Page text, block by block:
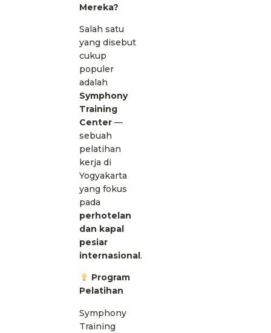
Mereka?
Salah satu
yang disebut
cukup
populer
adalah
Symphony
Training
Center —
sebuah
pelatihan
kerja di
Yogyakarta
yang fokus
pada
perhotelan
dan kapal
pesiar
internasional.
Program
Pelatihan
Symphony
Training